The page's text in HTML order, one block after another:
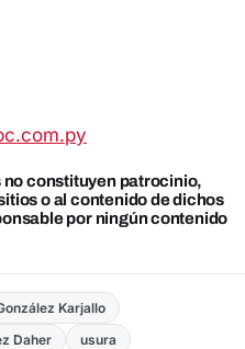
no constituyen patrocinio,
o al contenido de dichos
por ningún contenido
Karjallo
Daher usura